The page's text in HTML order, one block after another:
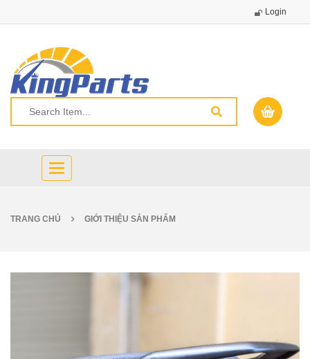
Login
Toggle
navigation
TRANG CHỦ GIỚI THIỆU SẢN PHẨM